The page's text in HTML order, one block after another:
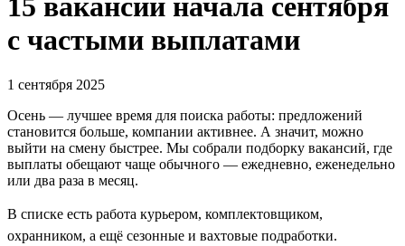
15 вакансий начала сентября
с частыми выплатами
1 сентября 2025
Осень — лучшее время для поиска работы: предложений
становится больше, компании активнее. А значит, можно
выйти на смену быстрее. Мы собрали подборку вакансий, где
выплаты обещают чаще обычного — ежедневно, еженедельно
или два раза в месяц.
В списке есть работа курьером, комплектовщиком,
охранником, а ещё сезонные и вахтовые подработки.